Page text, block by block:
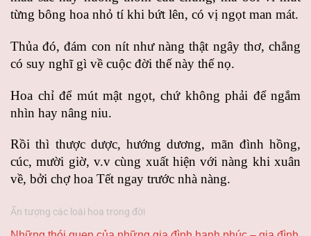
từng bông hoa nhỏ tí khi bứt lên, có vị ngọt man mát.
Thủa đó, đám con nít như nàng thật ngây thơ, chẳng
có suy nghĩ gì về cuộc đời thế này thế nọ.
Hoa chỉ để mút mật ngọt, chứ không phải để ngắm
nhìn hay nâng niu.
Rồi thì thược dược, hướng dương, mãn đình hồng,
cúc, mười giờ, v.v cùng xuất hiện với nàng khi xuân
về, bởi chợ hoa Tết ngay trước nhà nàng.
Ấn tượng các loài hoa trong đời